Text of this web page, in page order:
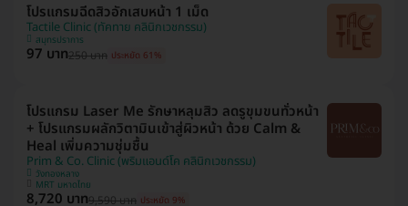
โปรแกรมฉีดสิวอักเสบหน้า 1 เม็ด
Tactile Clinic (ทัคทาย คลินิกเวชกรรม)
สมุทรปราการ
97 บาท250 บาท ประหยัด 61%
โปรแกรม Laser Me รักษาหลุมสิว ลดรูขุมขนทั่วหน้า
+ โปรแกรมผลักวิตามินเข้าสู่ผิวหน้า ด้วย Calm &
Heal เพิ่มความชุ่มชื้น
Prim & Co. Clinic (พริมแอนด์โค คลินิกเวชกรรม)
วังทองหลาง
MRT มหาดไทย
8,720 บาท9,590 บาท ประหยัด 9%